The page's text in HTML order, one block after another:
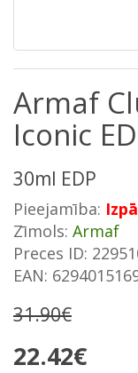
Armaf
Iconic
30ml EDP
Pieejamība:
Zīmols: Armaf
Preces ID:
EAN:
31.90€
22.42€